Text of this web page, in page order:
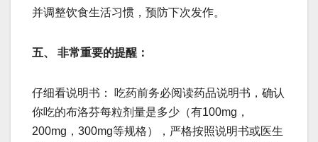
并调整饮食生活习惯，预防下次发作。
五、 非常重要的提醒：
仔细看说明书： 吃药前务必阅读药品说明书，确认
你吃的布洛芬每粒剂量是多少（有100mg，
200mg，300mg等规格），严格按照说明书或医生